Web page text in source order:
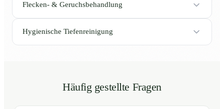
Flecken- & Geruchsbehandlung
Hygienische Tiefenreinigung
Häufig gestellte Fragen